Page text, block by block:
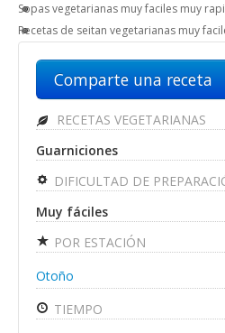
Sopas vegetarianas muy faciles muy
Recetas de seitan vegetarianas muy
Comparte una receta
RECETAS VEGETARIANAS
Guarniciones
DIFICULTAD DE
Muy fáciles
POR ESTACIÓN
Otoño
TIEMPO